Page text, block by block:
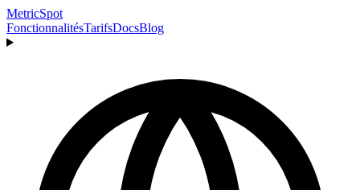
MetricSpot
FonctionnalitésTarifsDocsBlog